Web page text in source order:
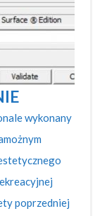
wykonany
poprzedniej